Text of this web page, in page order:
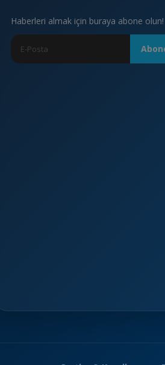
Haberleri almak için buraya abone olun!